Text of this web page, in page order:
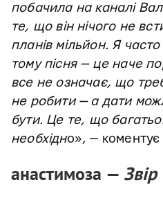
побачила на каналі
те, що він нічого не
планів мільйон. Я
тому пісня — це наче
все не означає, що
не робити — а дати
бути. Це те, що
необхідно», — коментує
анастимоза — Звір